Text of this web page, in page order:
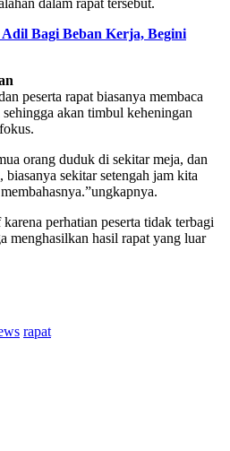
Bagi Beban Kerja, Begini
peserta rapat biasanya membaca
akan timbul keheningan
orang duduk di sekitar meja, dan
biasanya sekitar setengah jam kita
perhatian peserta tidak terbagi
menghasilkan hasil rapat yang luar
rapat